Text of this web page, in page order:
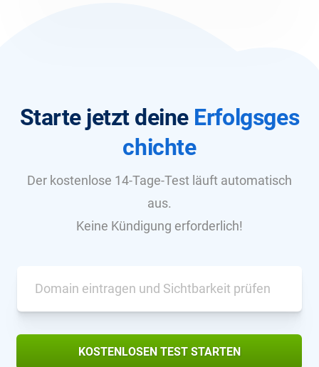
Starte jetzt deine Erfolgsges
chichte
Der kostenlose 14-Tage-Test läuft automatisch
aus.
Keine Kündigung erforderlich!
KOSTENLOSEN TEST STARTEN